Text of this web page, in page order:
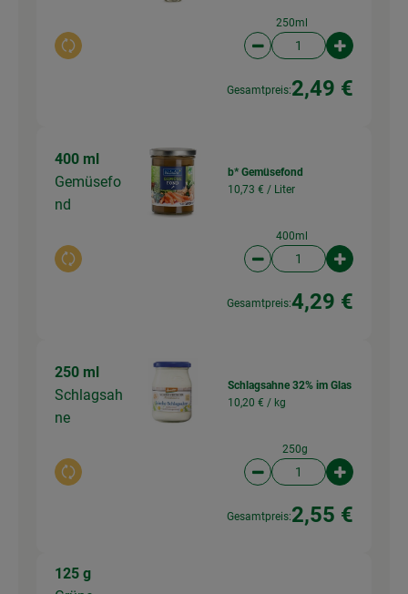
Auswahl ändern
250ml
Artikelanzahl
Gesamtpreis:2,49 €
400 ml
Gemüsefo
nd
Auswahl ändern
b* Gemüsefond
10,73 € / Liter
400ml
Artikelanzahl
Gesamtpreis:4,29 €
250 ml
Schlagsah
ne
Auswahl ändern
Schlagsahne 32% im Glas
10,20 € / kg
250g
Artikelanzahl
Gesamtpreis:2,55 €
125 g